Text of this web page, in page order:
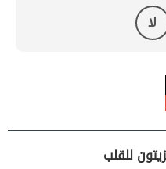
لا
للقلب